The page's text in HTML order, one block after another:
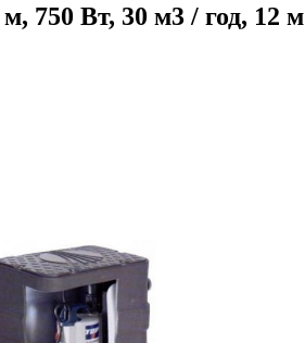
750 Вт, 30 м3 / год, 12 м